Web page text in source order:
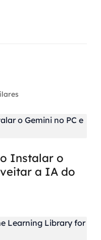
Instalar o
a IA do